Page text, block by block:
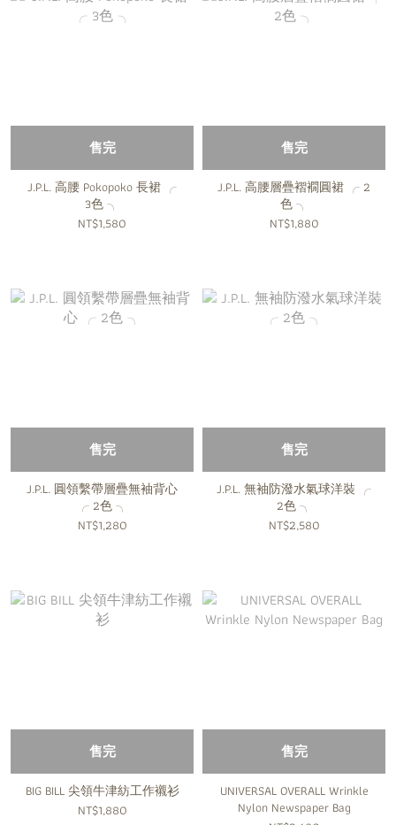
售完
J.P.L. 高腰 Pokopoko 長裙 ╭
3色 ╮
NT$1,580
售完
J.P.L. 高腰層疊褶襉圓裙 ╭ 2
色 ╮
NT$1,880
售完
J.P.L. 圓領繫帶層疊無袖背心
╭ 2色 ╮
NT$1,280
售完
J.P.L. 無袖防潑水氣球洋裝 ╭
2色 ╮
NT$2,580
售完
BIG BILL 尖領牛津紡工作襯衫
NT$1,880
售完
UNIVERSAL OVERALL Wrinkle
Nylon Newspaper Bag